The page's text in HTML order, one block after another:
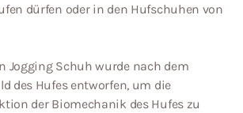
dürfen oder in den Hufschuhen von
Jogging Schuh wurde nach dem
des Hufes entworfen, um die
der Biomechanik des Hufes zu